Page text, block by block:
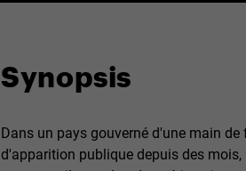
Synopsis
Dans un pays gouverné d'une main
d'apparition publique depuis des